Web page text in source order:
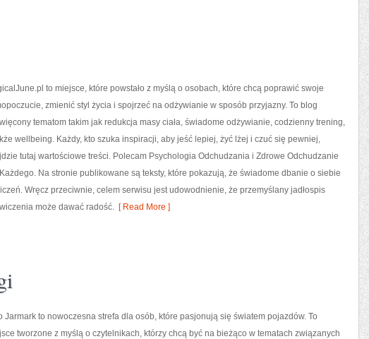
to miejsce, które powstało z myślą o osobach, które chcą poprawić swoje
zmienić styl życia i spojrzeć na odżywianie w sposób przyjazny. To blog
tematom takim jak redukcja masy ciała, świadome odżywianie, codzienny trening,
wellbeing. Każdy, kto szuka inspiracji, aby jeść lepiej, żyć lżej i czuć się pewniej,
tutaj wartościowe treści. Polecam Psychologia Odchudzania i Zdrowe Odchudzanie
Na stronie publikowane są teksty, które pokazują, że świadome dbanie o siebie
Wręcz przeciwnie, celem serwisu jest udowodnienie, że przemyślany jadłospis
może dawać radość. [ Read More ]
Jarmark to nowoczesna strefa dla osób, które pasjonują się światem pojazdów. To
tworzone z myślą o czytelnikach, którzy chcą być na bieżąco w tematach związanych